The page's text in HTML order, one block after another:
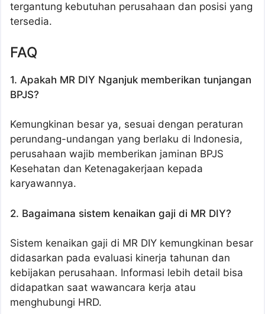
tergantung kebutuhan perusahaan dan posisi yang
tersedia.
FAQ
1. Apakah MR DIY Nganjuk memberikan tunjangan
BPJS?
Kemungkinan besar ya, sesuai dengan peraturan
perundang-undangan yang berlaku di Indonesia,
perusahaan wajib memberikan jaminan BPJS
Kesehatan dan Ketenagakerjaan kepada
karyawannya.
2. Bagaimana sistem kenaikan gaji di MR DIY?
Sistem kenaikan gaji di MR DIY kemungkinan besar
didasarkan pada evaluasi kinerja tahunan dan
kebijakan perusahaan. Informasi lebih detail bisa
didapatkan saat wawancara kerja atau
menghubungi HRD.